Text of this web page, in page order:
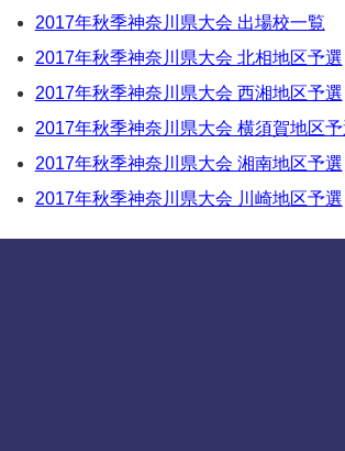
2017年秋季神奈川県大会 出場校一覧
2017年秋季神奈川県大会 北相地区予選
2017年秋季神奈川県大会 西湘地区予選
2017年秋季神奈川県大会 横須賀地区予
2017年秋季神奈川県大会 湘南地区予選
2017年秋季神奈川県大会 川崎地区予選